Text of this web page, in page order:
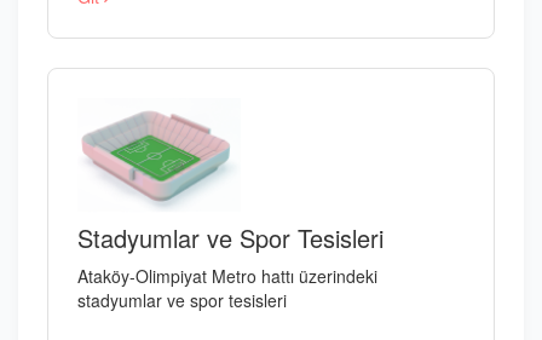
Stadyumlar ve Spor Tesisleri
Ataköy-Olimpiyat Metro hattı üzerindeki
stadyumlar ve spor tesisleri